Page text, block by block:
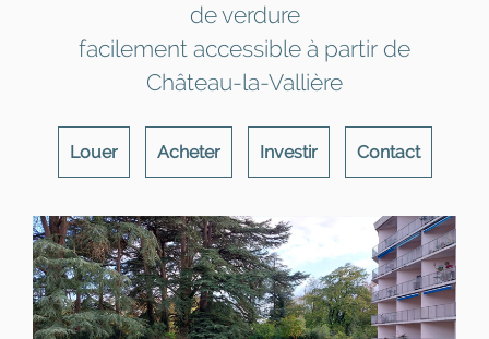
de verdure
facilement accessible à partir de
Château-la-Vallière
Louer Acheter Investir Contact